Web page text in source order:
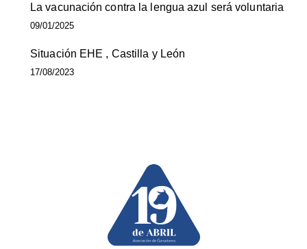
La vacunación contra la lengua azul será voluntaria
09/01/2025
Situación EHE , Castilla y León
17/08/2023